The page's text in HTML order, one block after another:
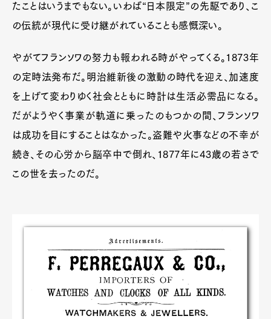
たことはいうまでもない。いわば“日本限定”の先駆であり、こ
の伝統が現代に受け継がれていることも感慨深い。
やがてフランソワの努力も報われる時がやってくる。1873年
の定時法発布だ。明治維新後の激動の時代を迎え、加速度
を上げて変わりゆく社会とともに時計は生活必需品になる。
だがようやく事業が軌道に乗ったのもつかの間、フランソワ
は成功を目にすることはなかった。盗難や火事などの不幸が
続き、その心労から脳卒中で倒れ、1877年に43歳の若さで
この世を去ったのだ。